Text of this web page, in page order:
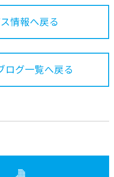
情報へ戻る
ログ一覧へ戻る